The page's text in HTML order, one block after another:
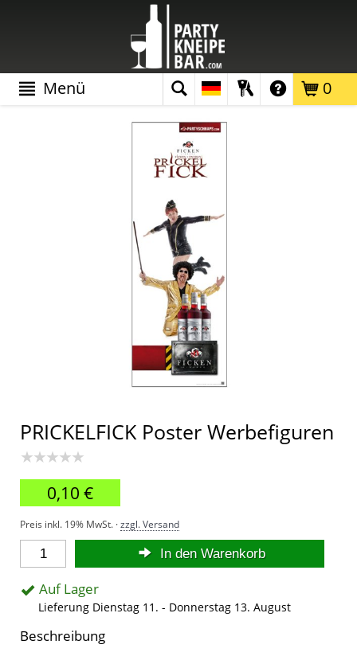
0
Menü
PRICKELFICK Poster Werbefiguren
★★★★★
0,10 €
Preis inkl. 19% MwSt. ·zzgl. Versand
In den Warenkorb
Auf Lager
Lieferung Dienstag 11. - Donnerstag 13. August
Beschreibung